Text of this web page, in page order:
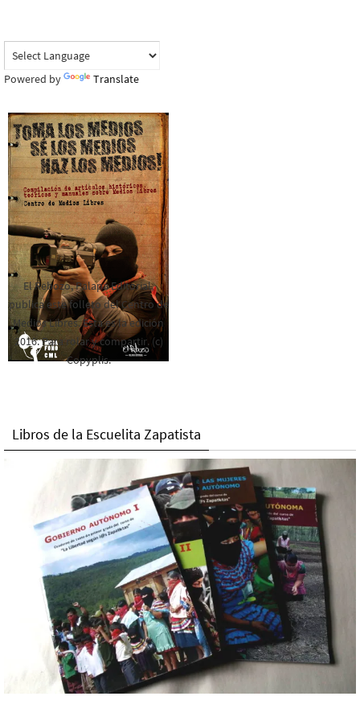
Powered by Translate
El Rebozo, Palapa Editorial,
publica este folleto del Centro de
Medios Libres. Esta es la edición
2016. Para rolar y compartir. (c)
Copyplis.
Libros de la Escuelita Zapatista